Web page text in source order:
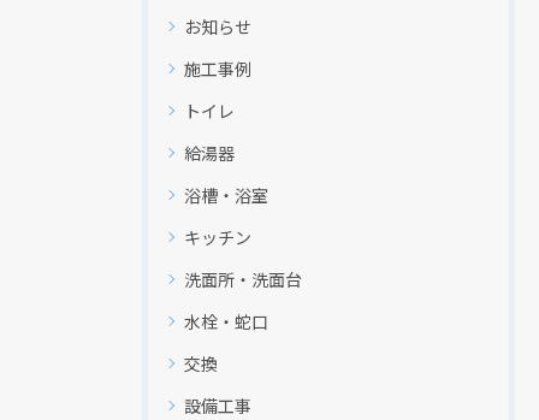
お知らせ
施工事例
トイレ
給湯器
浴槽・浴室
キッチン
洗面所・洗面台
水栓・蛇口
交換
設備工事